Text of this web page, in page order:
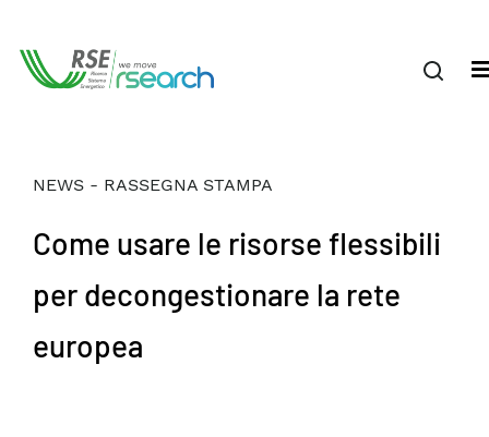
NEWS - RASSEGNA STAMPA
Come usare le risorse flessibili
per decongestionare la rete
europea